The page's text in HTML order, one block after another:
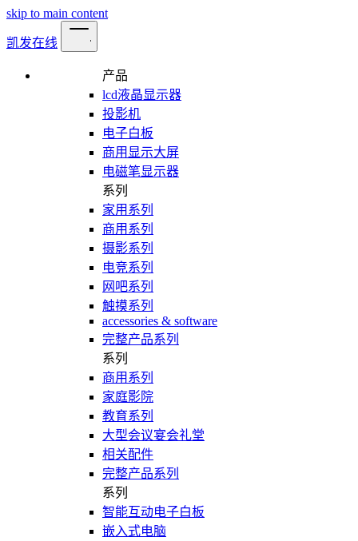
skip to main content
凯发在线
产品
lcd液晶显示器
投影机
电子白板
商用显示大屏
电磁笔显示器
系列
家用系列
商用系列
摄影系列
电竞系列
网吧系列
触摸系列
accessories & software
完整产品系列
系列
商用系列
家庭影院
教育系列
大型会议宴会礼堂
相关配件
完整产品系列
系列
智能互动电子白板
嵌入式电脑